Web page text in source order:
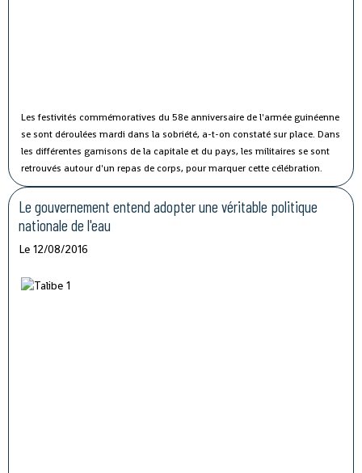
Les festivités commémoratives du 58e anniversaire de l'armée guinéenne
se sont déroulées mardi dans la sobriété, a-t-on constaté sur place. Dans
les différentes garnisons de la capitale et du pays, les militaires se sont
retrouvés autour d'un repas de corps, pour marquer cette célébration.
Le gouvernement entend adopter une véritable politique
nationale de l'eau
Le 12/08/2016